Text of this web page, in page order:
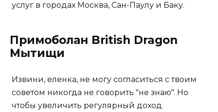
услуг в городах Москва, Сан-Паулу и Баку.
Примоболан British Dragon
Мытищи
Извини, еленка, не могу согласиться с твоим
советом никогда не говорить "не знаю". Но
чтобы увеличить регулярный доход